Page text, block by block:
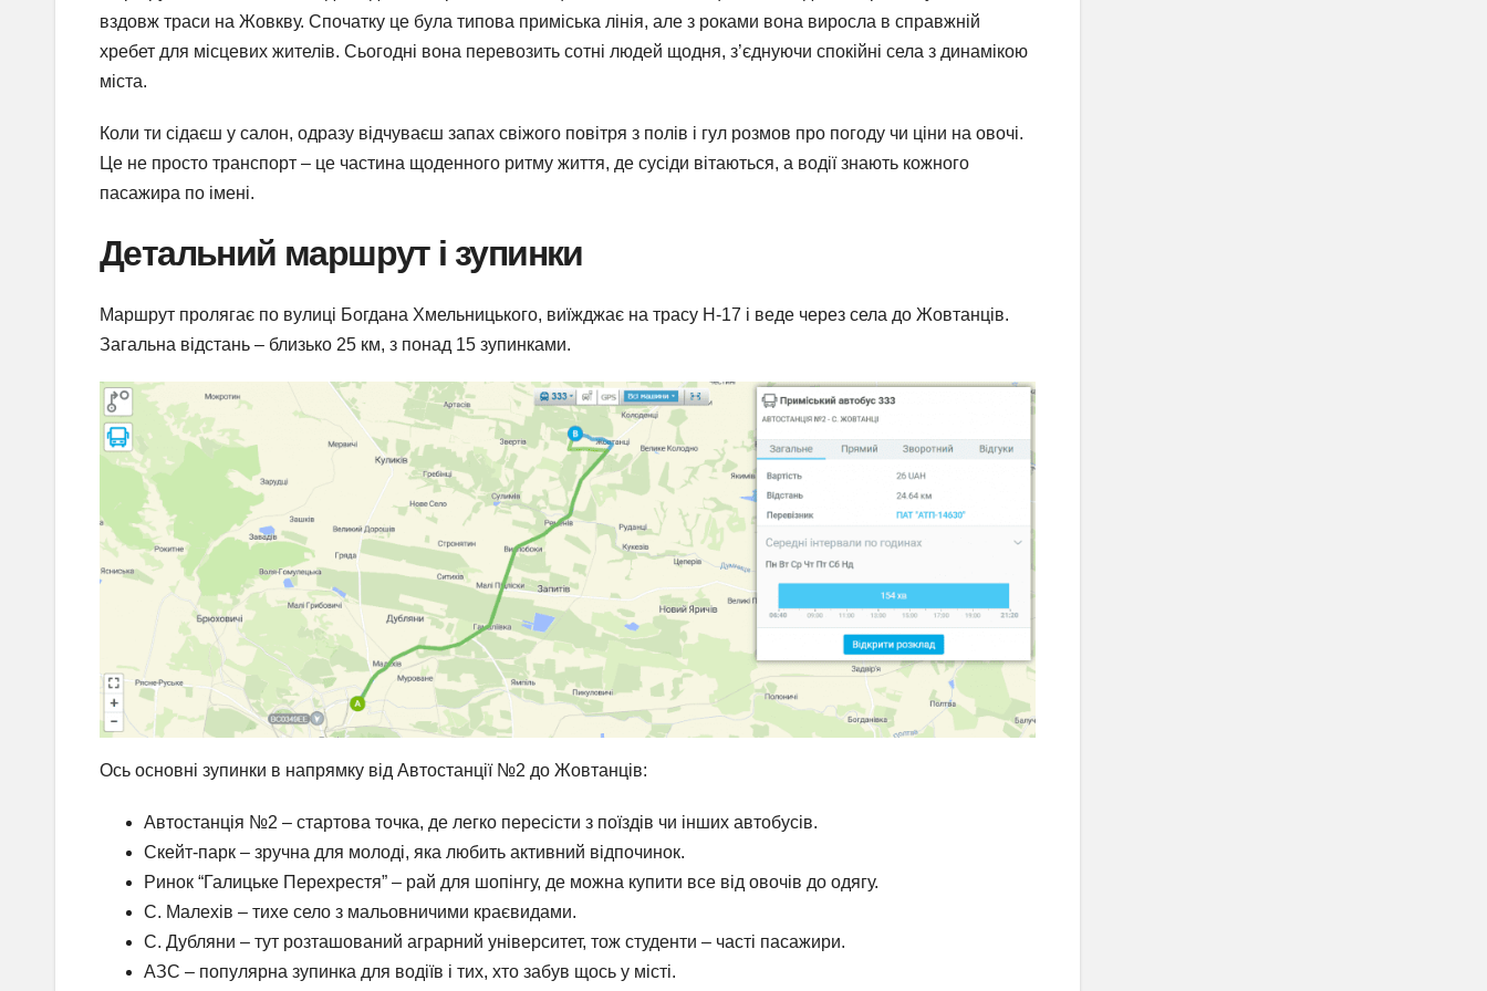
вздовж траси на Жовкву. Спочатку це була типова приміська лінія, але з роками вона виросла в справжній
хребет для місцевих жителів. Сьогодні вона перевозить сотні людей щодня, з’єднуючи спокійні села з динамікою
міста.
Коли ти сідаєш у салон, одразу відчуваєш запах свіжого повітря з полів і гул розмов про погоду чи ціни на овочі.
Це не просто транспорт – це частина щоденного ритму життя, де сусіди вітаються, а водії знають кожного
пасажира по імені.
Детальний маршрут і зупинки
Маршрут пролягає по вулиці Богдана Хмельницького, виїжджає на трасу Н-17 і веде через села до Жовтанців.
Загальна відстань – близько 25 км, з понад 15 зупинками.
Ось основні зупинки в напрямку від Автостанції №2 до Жовтанців:
Автостанція №2 – стартова точка, де легко пересісти з поїздів чи інших автобусів.
Скейт-парк – зручна для молоді, яка любить активний відпочинок.
Ринок “Галицьке Перехрестя” – рай для шопінгу, де можна купити все від овочів до одягу.
С. Малехів – тихе село з мальовничими краєвидами.
С. Дубляни – тут розташований аграрний університет, тож студенти – часті пасажири.
АЗС – популярна зупинка для водіїв і тих, хто забув щось у місті.